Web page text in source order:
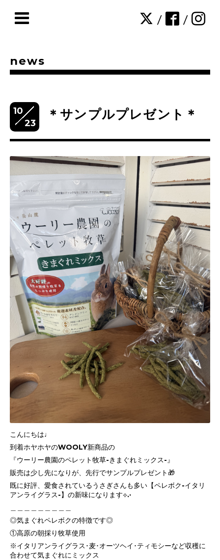
/ /
news
10
23
＊サンプルプレゼント＊
こんにちは♩
到着ホヤホヤのWOOLY新商品の
『ウーリー農園のペレット牧草-きまぐれミックス-』
販売は少し先になりが、先行でサンプルプレゼント🎁
既に好評、愛食されているうさぎさんも多い【ペレボク-イタリ
アンライグラス-】の新味になります⟡.·
◎気まぐれペレボクの特徴です◎
①高原の朝採り牧草使用
※イタリアンライグラス･麦･オーツヘイ･ティモシーなど収穫に
合わせて気まぐれにミックス